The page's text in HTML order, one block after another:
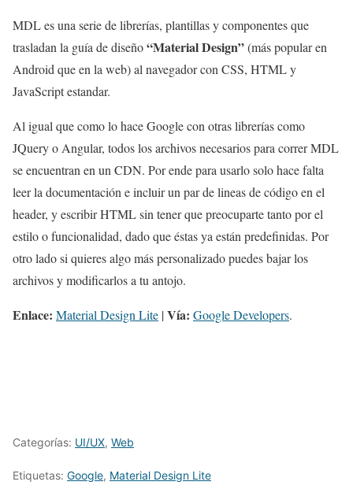
MDL es una serie de librerías, plantillas y componentes que
trasladan la guía de diseño“Material Design”(más popular en
Android que en la web) al navegador con CSS, HTML y
JavaScript estandar.
Al igual que como lo hace Google con otras librerías como
JQuery o Angular, todos los archivos necesarios para correr MDL
se encuentran en un CDN. Por ende para usarlo solo hace falta
leer la documentación e incluir un par de lineas de código en el
header, y escribir HTML sin tener que preocuparte tanto por el
estilo o funcionalidad, dado que éstas ya están predefinidas. Por
otro lado si quieres algo más personalizado puedes bajar los
archivos y modificarlos a tu antojo.
Enlace: Material Design Lite |Vía: Google Developers.
Categorías: UI/UX, Web
Etiquetas: Google, Material Design Lite